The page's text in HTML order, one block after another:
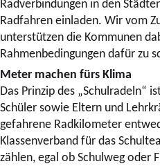
Radfahren einladen. Wir vom
unterstützen die Kommunen
Rahmenbedingungen dafür zu
Meter machen fürs Klima
Das Prinzip des „Schulradeln“
Schüler sowie Eltern und
gefahrene Radkilometer
Klassenverband für das
zählen, egal ob Schulweg oder